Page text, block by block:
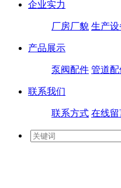
企业实力
厂房厂貌 生产设
产品展示
泵阀配件 管道配
联系我们
联系方式 在线留